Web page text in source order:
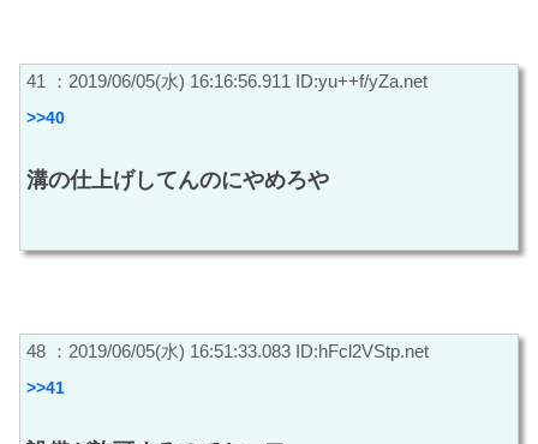
41 ：2019/06/05(水) 16:16:56.911 ID:yu++f/yZa.net
>>40
溝の仕上げしてんのにやめろや
48 ：2019/06/05(水) 16:51:33.083 ID:hFcl2VStp.net
>>41